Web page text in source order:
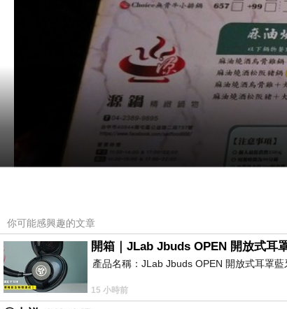
你可能感興趣的文章
開箱｜JLab Jbuds OPEN 開放式耳
產品名稱：JLab Jbuds OPEN 開放式耳罩
15 小時前